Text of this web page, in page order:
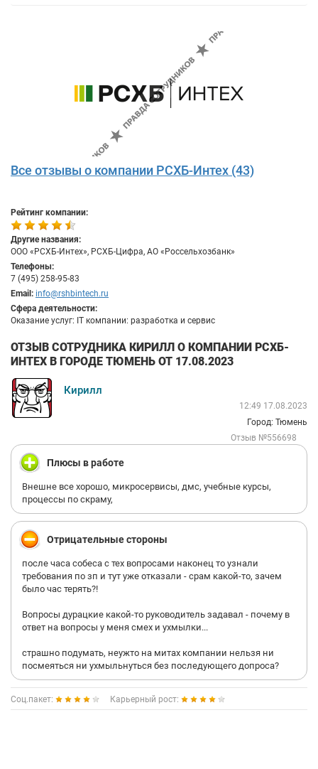
Все отзывы о компании РСХБ-Интех (43)
Рейтинг компании:
Другие названия:
ООО «РСХБ-Интех», РСХБ-Цифра, АО «Россельхозбанк»
Телефоны:
7 (495) 258-95-83
Email: info@rshbintech.ru
Сфера деятельности:
Оказание услуг: IT компании: разработка и сервис
ОТЗЫВ СОТРУДНИКА КИРИЛЛ О КОМПАНИИ РСХБ-
ИНТЕХ В ГОРОДЕ ТЮМЕНЬ ОТ 17.08.2023
Кирилл
12:49 17.08.2023
Город: Тюмень
Отзыв №556698
Плюсы в работе
Внешне все хорошо, микросервисы, дмс, учебные курсы,
процессы по скраму,
Отрицательные стороны
после часа собеса с тех вопросами наконец то узнали
требования по зп и тут уже отказали - срам какой-то, зачем
было час терять?!
Вопросы дурацкие какой-то руководитель задавал - почему в
ответ на вопросы у меня смех и ухмылки...
страшно подумать, неужто на митах компании нельзя ни
посмеяться ни ухмыльнуться без последующего допроса?
Соц.пакет: Карьерный рост: